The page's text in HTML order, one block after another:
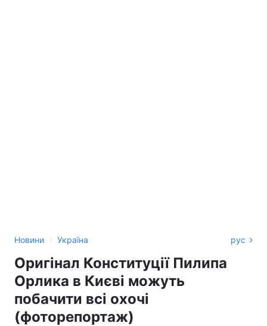
Новини › Україна рус
Оригінал Конституції Пилипа
Орлика в Києві можуть
побачити всі охочі
(фоторепортаж)